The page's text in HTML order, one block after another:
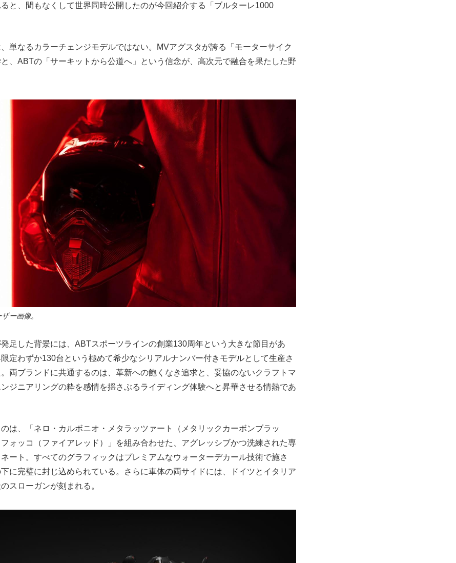
と、間もなくして世界同時公開したのが今回紹介する「ブルターレ1000
単なるカラーチェンジモデルではない。MVアグスタが誇る「モーターサイク
、ABTの「サーキットから公道へ」という信念が、高次元で融合を果たした野
ー画像。
足した背景には、ABTスポーツラインの創業130周年という大きな節目があ
定わずか130台という極めて希少なシリアルナンバー付きモデルとして生産さ
両ブランドに共通するのは、革新への飽くなき追求と、妥協のないクラフトマ
ジニアリングの粋を感情を揺さぶるライディング体験へと昇華させる情熱であ
は、「ネロ・カルボニオ・メタラッツァート（メタリックカーボンブラッ
ォッコ（ファイアレッド）」を組み合わせた、アグレッシブかつ洗練された専
ート。すべてのグラフィックはプレミアムなウォーターデカール技術で施さ
に完璧に封じ込められている。さらに車体の両サイドには、ドイツとイタリア
スローガンが刻まれる。